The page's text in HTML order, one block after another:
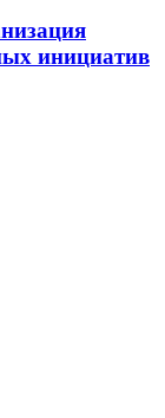
инициатив